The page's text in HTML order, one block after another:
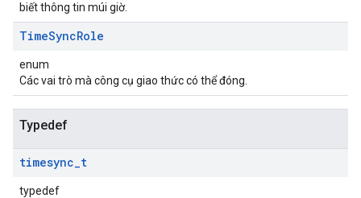
biết thông tin múi giờ.
TimeSyncRole
enum
Các vai trò mà công cụ giao thức có thể đóng.
Typedef
timesync_t
typedef